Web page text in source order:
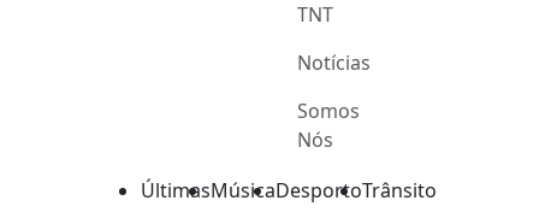
TNT
Notícias
Somos
Nós
ÚltimasMúsicaDesportoTrânsito